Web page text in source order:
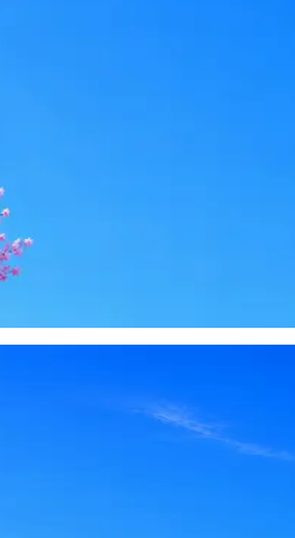
отклика под вакансию
сопроводительных писем
₽/мес
доступ
просит войти через
безопасности
AI: рынки, позиции, вилка, каналы